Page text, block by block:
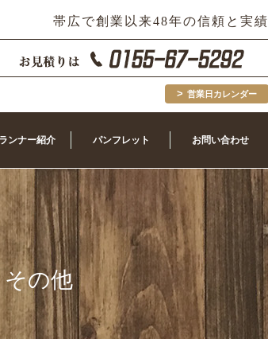
帯広で創業以来48年の信頼と実績
営業日カレンダー
ンナー紹介 パンフレット お問い合わせ
の他